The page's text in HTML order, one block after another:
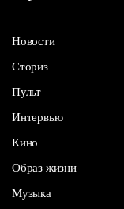
Новости
Сториз
Пульт
Интервью
Кино
Образ жизни
Музыка